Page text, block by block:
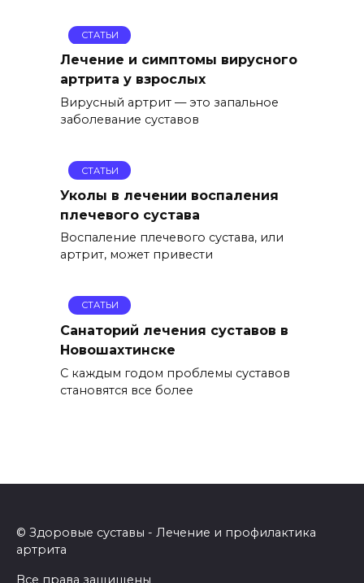
СТАТЬИ
Лечение и симптомы вирусного
артрита у взрослых
Вирусный артрит — это запальное
заболевание суставов
СТАТЬИ
Уколы в лечении воспаления
плечевого сустава
Воспаление плечевого сустава, или
артрит, может привести
СТАТЬИ
Санаторий лечения суставов в
Новошахтинске
С каждым годом проблемы суставов
становятся все более
© Здоровые суставы - Лечение и профилактика
артрита
Все права защищены